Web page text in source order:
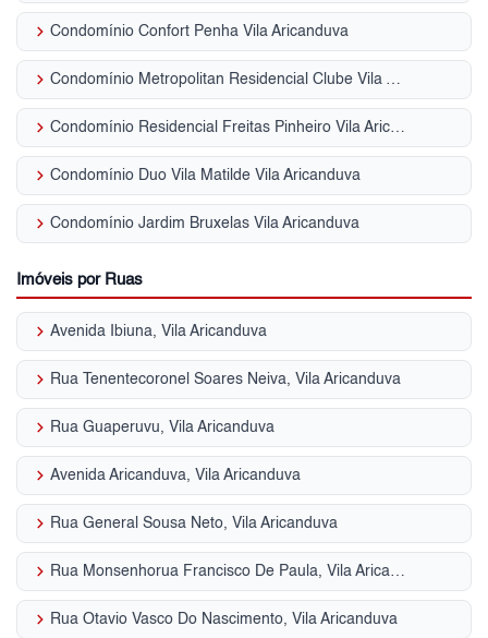
keyboard_arrow_right Condomínio Confort Penha Vila Aricanduva
keyboard_arrow_right Condomínio Metropolitan Residencial Clube Vila Aricanduva
keyboard_arrow_right Condomínio Residencial Freitas Pinheiro Vila Aricanduva
keyboard_arrow_right Condomínio Duo Vila Matilde Vila Aricanduva
keyboard_arrow_right Condomínio Jardim Bruxelas Vila Aricanduva
Imóveis por Ruas
keyboard_arrow_right Avenida Ibiuna, Vila Aricanduva
keyboard_arrow_right Rua Tenentecoronel Soares Neiva, Vila Aricanduva
keyboard_arrow_right Rua Guaperuvu, Vila Aricanduva
keyboard_arrow_right Avenida Aricanduva, Vila Aricanduva
keyboard_arrow_right Rua General Sousa Neto, Vila Aricanduva
keyboard_arrow_right Rua Monsenhorua Francisco De Paula, Vila Aricanduva
keyboard_arrow_right Rua Otavio Vasco Do Nascimento, Vila Aricanduva